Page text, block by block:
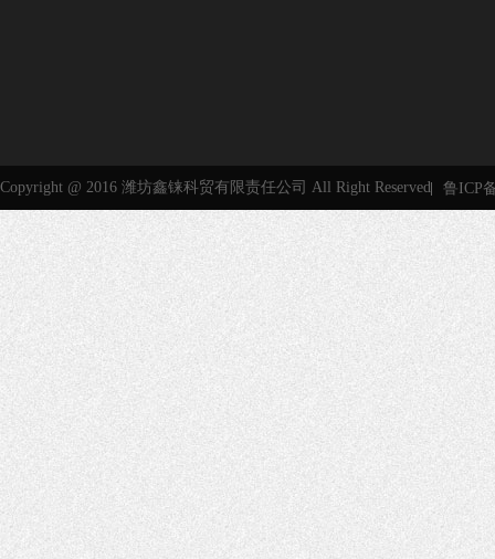
Copyright @ 2016 潍坊鑫铼科贸有限责任公司 All Right Reserved 鲁ICP